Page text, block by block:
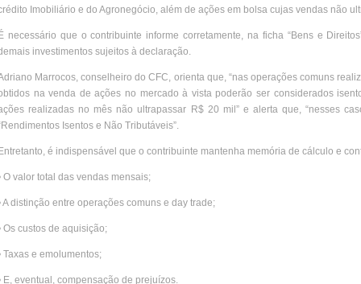
Imobiliário e do Agronegócio, além de ações em bolsa cujas vendas não
necessário que o contribuinte informe corretamente, na ficha “Bens e
investimentos sujeitos à declaração.
Marrocos, conselheiro do CFC, orienta que, “nas operações comuns
na venda de ações no mercado à vista poderão ser considerados
realizadas no mês não ultrapassar R$ 20 mil” e alerta que, “nesses
Isentos e Não Tributáveis”.
é indispensável que o contribuinte mantenha memória de cálculo e
O valor total das vendas mensais;
A distinção entre operações comuns e day trade;
Os custos de aquisição;
Taxas e emolumentos;
E, eventual, compensação de prejuízos.